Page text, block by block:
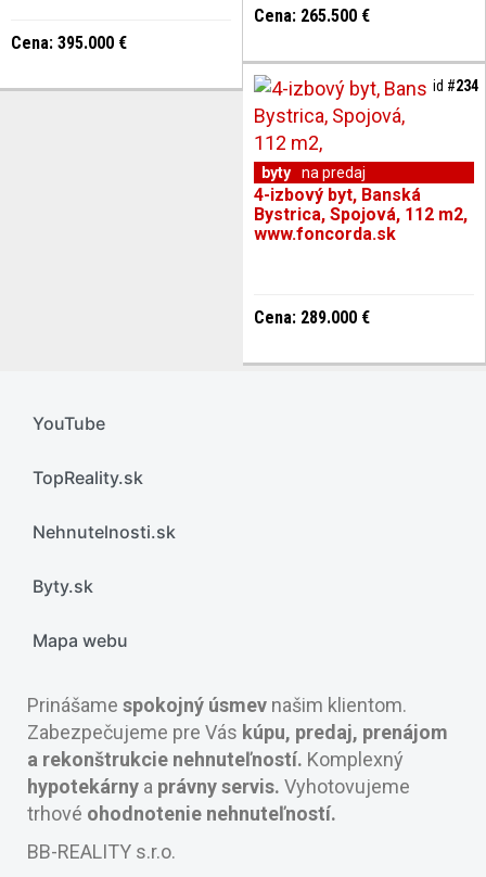
Cena: 395.000 €
Cena: 265.500 €
byty na predaj
4-izbový byt, Banská
Bystrica, Spojová, 112 m2,
www.foncorda.sk
Cena: 289.000 €
id #234
YouTube
TopReality.sk
Nehnutelnosti.sk
Byty.sk
Mapa webu
Prinášame spokojný úsmev našim klientom.
Zabezpečujeme pre Vás kúpu, predaj, prenájom
a rekonštrukcie nehnuteľností. Komplexný
hypotekárny a právny servis. Vyhotovujeme
trhové ohodnotenie nehnuteľností.
BB-REALITY s.r.o.